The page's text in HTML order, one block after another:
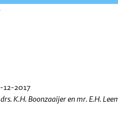
2017
K.H. Boonzaaijer en mr. E.H.